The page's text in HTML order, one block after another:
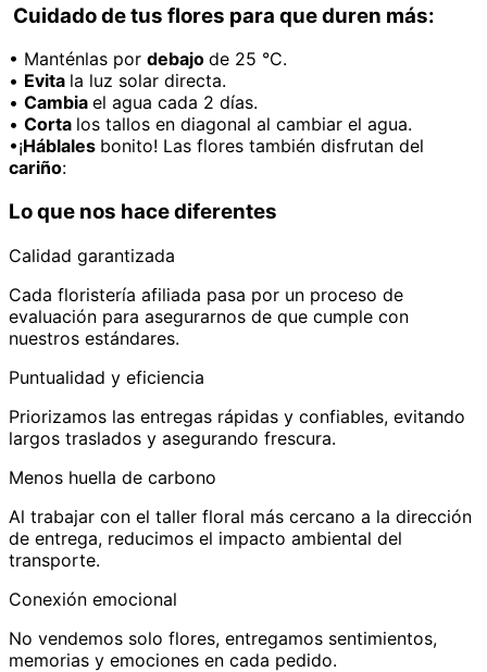
Cuidado de tus flores para que duren más:
• Manténlas por debajo de 25 °C.
• Evita la luz solar directa.
• Cambia el agua cada 2 días.
• Corta los tallos en diagonal al cambiar el agua.
•¡Háblales bonito! Las flores también disfrutan del
cariño:
Lo que nos hace diferentes
Calidad garantizada
Cada floristería afiliada pasa por un proceso de
evaluación para asegurarnos de que cumple con
nuestros estándares.
Puntualidad y eficiencia
Priorizamos las entregas rápidas y confiables, evitando
largos traslados y asegurando frescura.
Menos huella de carbono
Al trabajar con el taller floral más cercano a la dirección
de entrega, reducimos el impacto ambiental del
transporte.
Conexión emocional
No vendemos solo flores, entregamos sentimientos,
memorias y emociones en cada pedido.